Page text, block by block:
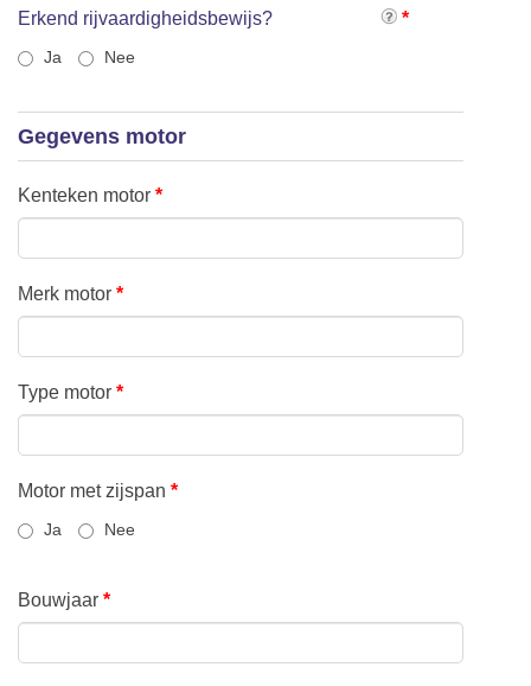
Erkend rijvaardigheidsbewijs? *
Ja Nee
Gegevens motor
Kenteken motor *
Merk motor *
Type motor *
Motor met zijspan *
Ja Nee
Bouwjaar *